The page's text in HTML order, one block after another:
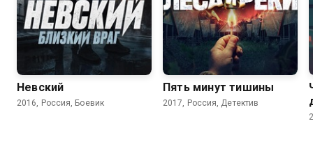
Невский
2016, Россия, Боевик
Пять минут тишины
2017, Россия, Детектив